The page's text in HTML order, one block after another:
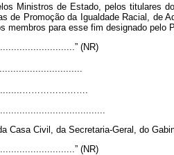
Ministros de Estado, pelos titulares
de Promoção da Igualdade Racial, de
membros para esse fim designado pelo
(NR)
Casa Civil, da Secretaria-Geral, do
(NR)